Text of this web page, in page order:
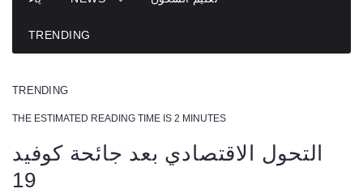
TRENDING
TRENDING
THE ESTIMATED READING TIME IS 2 MINUTES
التحول الاقتصادي بعد جائحة كوفيد
19